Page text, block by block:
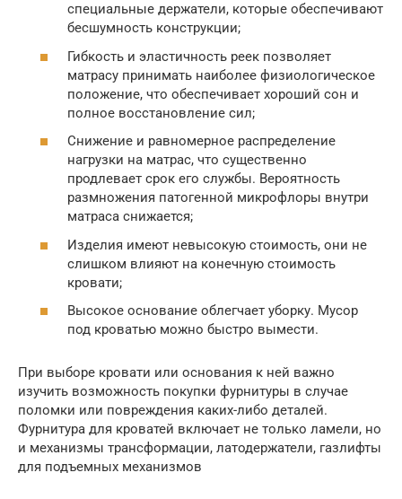
специальные держатели, которые обеспечивают
бесшумность конструкции;
Гибкость и эластичность реек позволяет
матрасу принимать наиболее физиологическое
положение, что обеспечивает хороший сон и
полное восстановление сил;
Снижение и равномерное распределение
нагрузки на матрас, что существенно
продлевает срок его службы. Вероятность
размножения патогенной микрофлоры внутри
матраса снижается;
Изделия имеют невысокую стоимость, они не
слишком влияют на конечную стоимость
кровати;
Высокое основание облегчает уборку. Мусор
под кроватью можно быстро вымести.
При выборе кровати или основания к ней важно
изучить возможность покупки фурнитуры в случае
поломки или повреждения каких-либо деталей.
Фурнитура для кроватей включает не только ламели, но
и механизмы трансформации, латодержатели, газлифты
для подъемных механизмов